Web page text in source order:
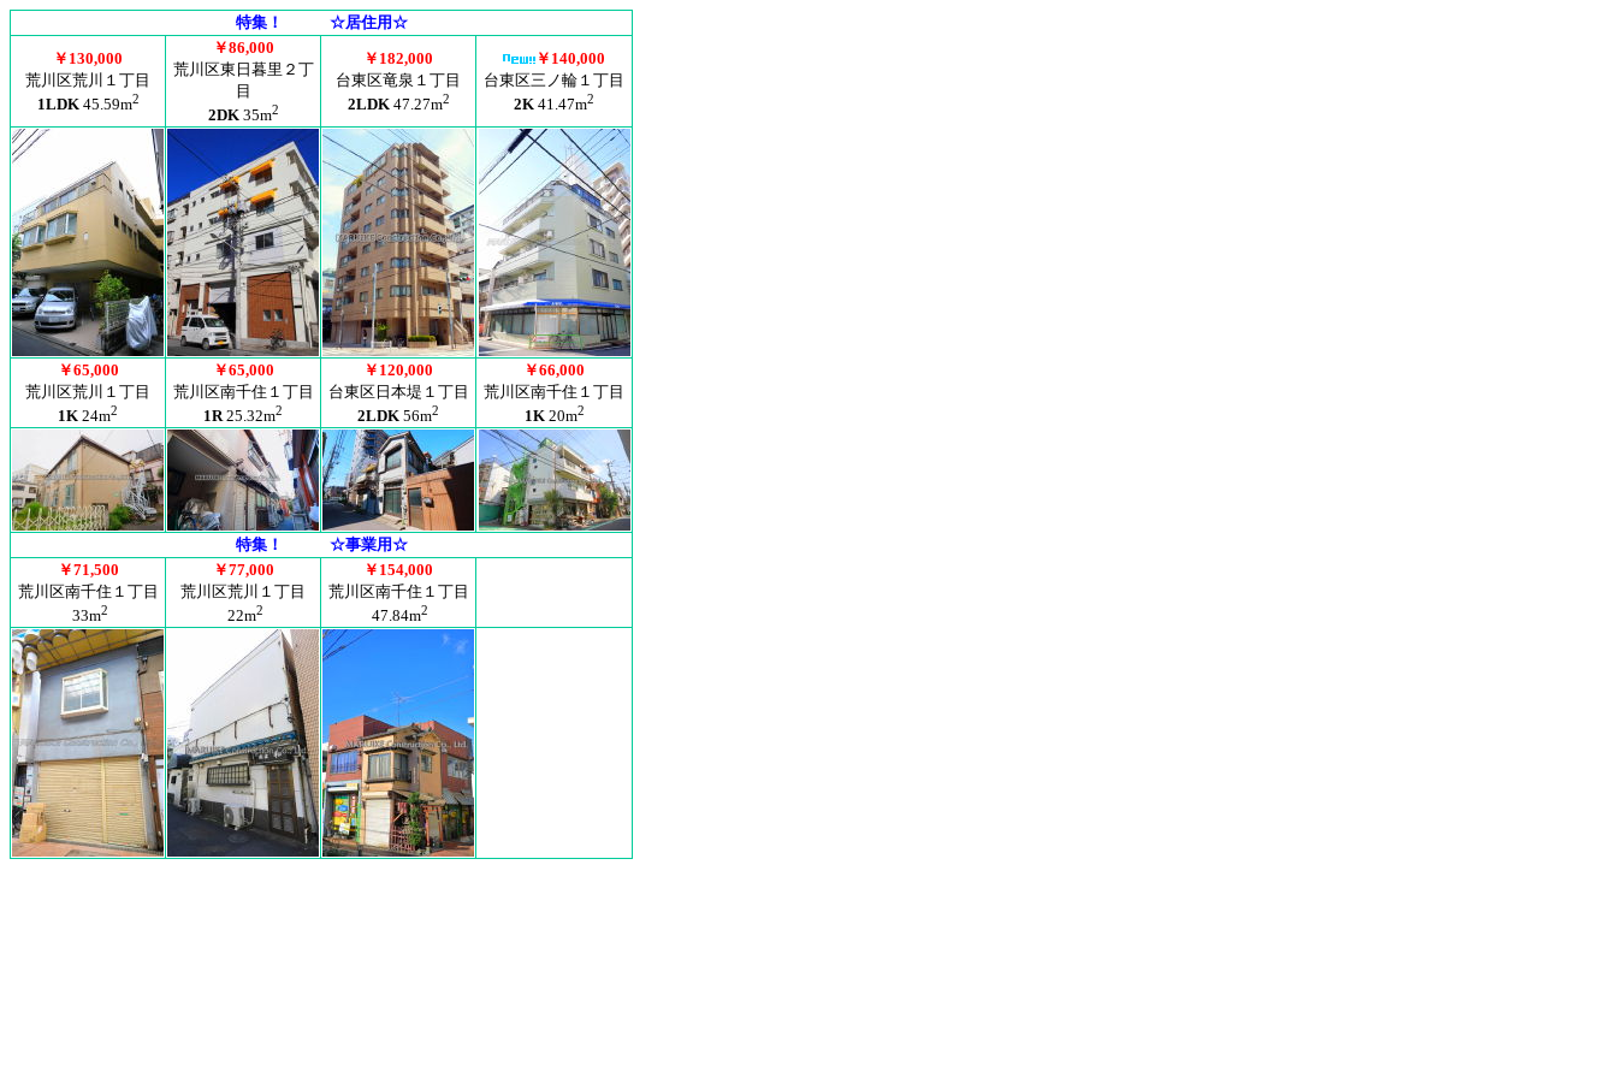
特集！ ☆居住用☆
￥130,000
荒川区荒川１丁目
1LDK45.59m2
￥86,000
荒川区東日暮里２丁
目
2DK35m2
￥182,000
台東区竜泉１丁目
2LDK47.27m2
￥140,000
台東区三ノ輪１丁目
2K 41.47m2
￥65,000
荒川区荒川１丁目
1K 24m2
￥65,000
荒川区南千住１丁目
1R25.32m2
￥120,000
台東区日本堤１丁目
2LDK 56m2
￥66,000
荒川区南千住１丁目
1K20m2
特集！ ☆事業用☆
￥71,500
荒川区南千住１丁目
33m2
￥77,000
荒川区荒川１丁目
22m2
￥154,000
荒川区南千住１丁目
47.84m2